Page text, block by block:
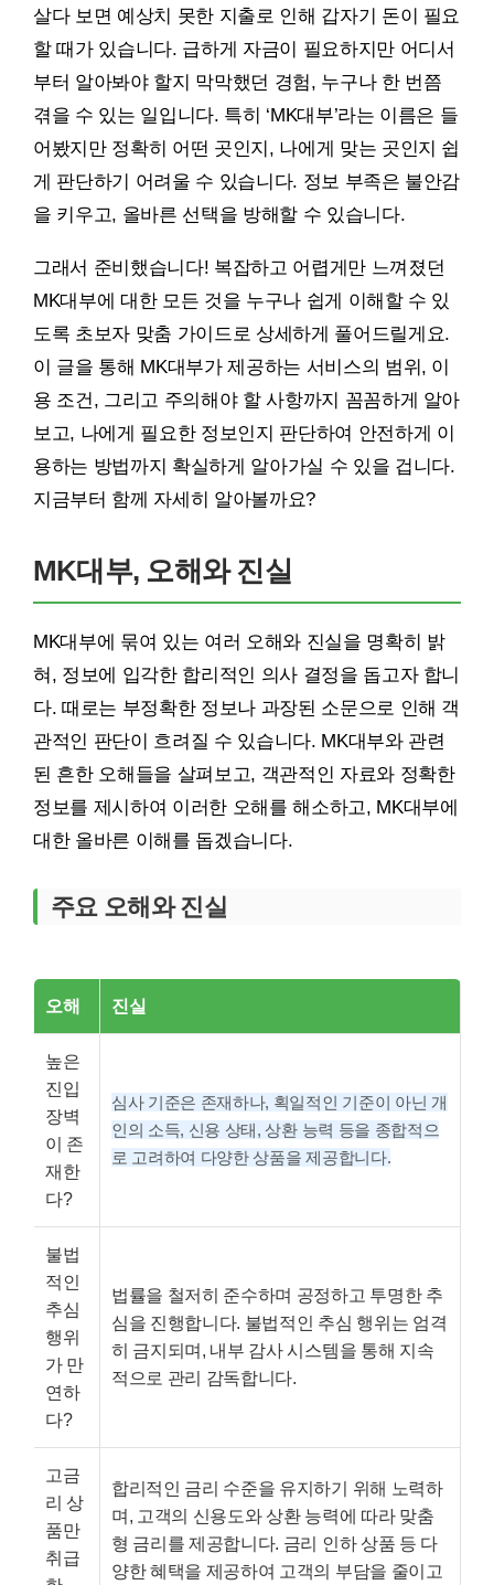
살다 보면 예상치 못한 지출로 인해 갑자기 돈이 필요
할 때가 있습니다. 급하게 자금이 필요하지만 어디서
부터 알아봐야 할지 막막했던 경험, 누구나 한 번쯤
겪을 수 있는 일입니다. 특히 ‘MK대부’라는 이름은 들
어봤지만 정확히 어떤 곳인지, 나에게 맞는 곳인지 쉽
게 판단하기 어려울 수 있습니다. 정보 부족은 불안감
을 키우고, 올바른 선택을 방해할 수 있습니다.
그래서 준비했습니다! 복잡하고 어렵게만 느껴졌던
MK대부에 대한 모든 것을 누구나 쉽게 이해할 수 있
도록 초보자 맞춤 가이드로 상세하게 풀어드릴게요.
이 글을 통해 MK대부가 제공하는 서비스의 범위, 이
용 조건, 그리고 주의해야 할 사항까지 꼼꼼하게 알아
보고, 나에게 필요한 정보인지 판단하여 안전하게 이
용하는 방법까지 확실하게 알아가실 수 있을 겁니다.
지금부터 함께 자세히 알아볼까요?
MK대부, 오해와 진실
MK대부에 묶여 있는 여러 오해와 진실을 명확히 밝
혀, 정보에 입각한 합리적인 의사 결정을 돕고자 합니
다. 때로는 부정확한 정보나 과장된 소문으로 인해 객
관적인 판단이 흐려질 수 있습니다. MK대부와 관련
된 흔한 오해들을 살펴보고, 객관적인 자료와 정확한
정보를 제시하여 이러한 오해를 해소하고, MK대부에
대한 올바른 이해를 돕겠습니다.
주요 오해와 진실
오해 진실
높은
진입
장벽
이 존
재한
다?
심사 기준은 존재하나, 획일적인 기준이 아닌 개
인의 소득, 신용 상태, 상환 능력 등을 종합적으
로 고려하여 다양한 상품을 제공합니다.
불법
적인
추심
행위
가 만
연하
다?
법률을 철저히 준수하며 공정하고 투명한 추
심을 진행합니다. 불법적인 추심 행위는 엄격
히 금지되며, 내부 감사 시스템을 통해 지속
적으로 관리 감독합니다.
고금
리 상
품만
취급
합리적인 금리 수준을 유지하기 위해 노력하
며, 고객의 신용도와 상환 능력에 따라 맞춤
형 금리를 제공합니다. 금리 인하 상품 등 다
양한 혜택을 제공하여 고객의 부담을 줄이고